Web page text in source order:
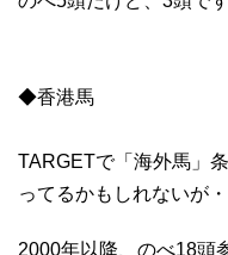
◆香港馬
TARGETで「海外馬」
ってるかもしれないが・
2000年以降、のべ18頭